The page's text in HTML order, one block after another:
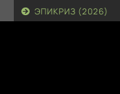
ЭПИКРИЗ (2026)